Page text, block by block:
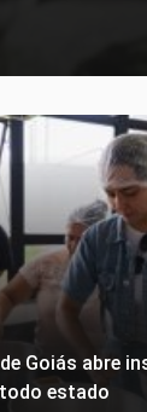
Goiás abre
estado